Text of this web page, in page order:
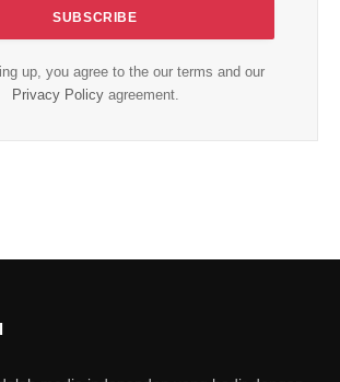
up, you agree to the our terms and our
Privacy Policyagreement.